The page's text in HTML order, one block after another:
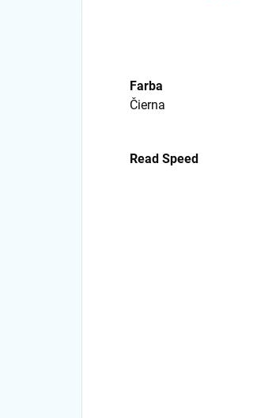
Farba
Čierna
Read Speed